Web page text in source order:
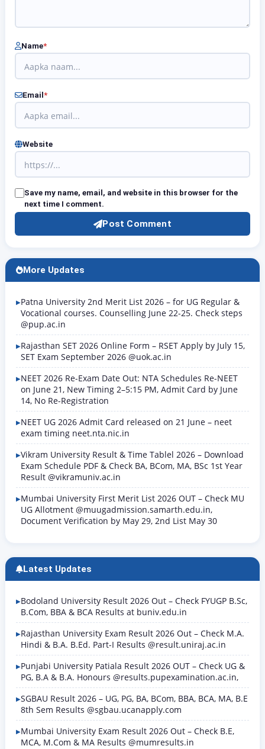
Name*
Email *
Website
Save my name, email, and website in this browser for the
next time I comment.
Post Comment
More Updates
Patna University 2nd Merit List 2026 – for UG Regular &
Vocational courses. Counselling June 22-25. Check steps
@pup.ac.in
Rajasthan SET 2026 Online Form – RSET Apply by July 15,
SET Exam September 2026 @uok.ac.in
NEET 2026 Re-Exam Date Out: NTA Schedules Re-NEET
on June 21, New Timing 2–5:15 PM, Admit Card by June
14, No Re-Registration
NEET UG 2026 Admit Card released on 21 June – neet
exam timing neet.nta.nic.in
Vikram University Result & Time Tablel 2026 – Download
Exam Schedule PDF & Check BA, BCom, MA, BSc 1st Year
Result @vikramuniv.ac.in
Mumbai University First Merit List 2026 OUT – Check MU
UG Allotment @muugadmission.samarth.edu.in,
Document Verification by May 29, 2nd List May 30
Latest Updates
Bodoland University Result 2026 Out – Check FYUGP B.Sc,
B.Com, BBA & BCA Results at buniv.edu.in
Rajasthan University Exam Result 2026 Out – Check M.A.
Hindi & B.A. B.Ed. Part-I Results @result.uniraj.ac.in
Punjabi University Patiala Result 2026 OUT – Check UG &
PG, B.A & B.A. Honours @results.pupexamination.ac.in,
SGBAU Result 2026 – UG, PG, BA, BCom, BBA, BCA, MA, B.E
8th Sem Results @sgbau.ucanapply.com
Mumbai University Exam Result 2026 Out – Check B.E,
MCA, M.Com & MA Results @mumresults.in